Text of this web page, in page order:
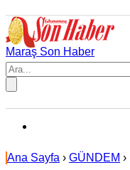
Maraş Son Haber
Ana Sayfa › GÜNDEM ›